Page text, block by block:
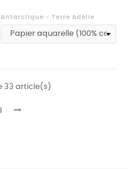
Antarctique - Terre Adélie
33 article(s)